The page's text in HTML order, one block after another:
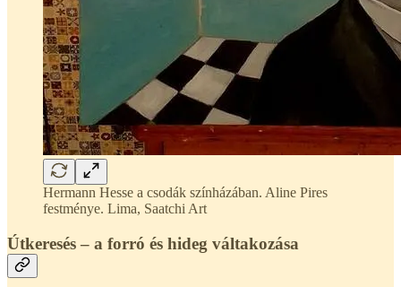
Hermann Hesse a csodák színházában. Aline Pires
festménye. Lima, Saatchi Art
Útkeresés – a forró és hideg váltakozása